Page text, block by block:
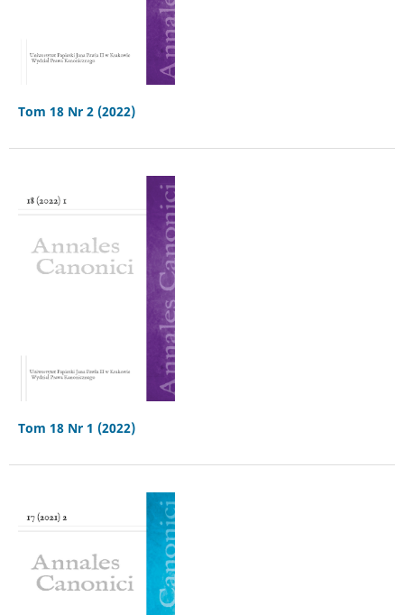
Tom 18 Nr 2 (2022)
Tom 18 Nr 1 (2022)